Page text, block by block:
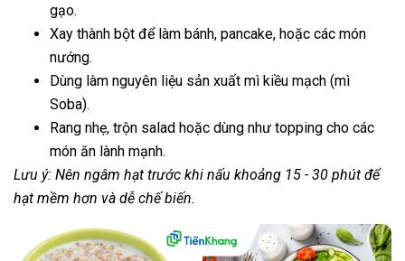
gạo.
Xay thành bột để làm bánh, pancake, hoặc các món
nướng.
Dùng làm nguyên liệu sản xuất mì kiều mạch (mì
Soba).
Rang nhẹ, trộn salad hoặc dùng như topping cho các
món ăn lành mạnh.
Lưu ý: Nên ngâm hạt trước khi nấu khoảng 15 - 30 phút để
hạt mềm hơn và dễ chế biến.